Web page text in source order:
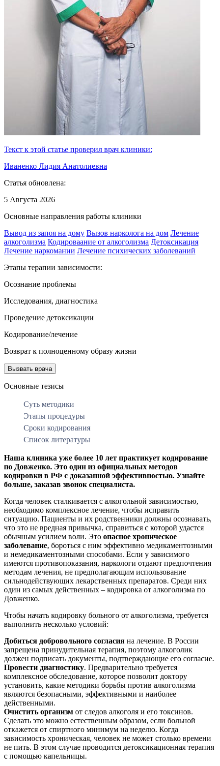
Текст к этой статье проверил врач клиники:
Иваненко Лидия Анатолиевна
Статья обновлена:
5 Августа 2026
Основные направления работы клиники
Вывод из запоя на дому Вызов нарколога на дом Лечение
алкоголизма Кодироваание от алкоголизма Детоксикация
Лечение наркомании Лечение психических заболеваний
Этапы терапии зависимости:
Осознание проблемы
Исследования, диагностика
Проведение детоксикации
Кодирование/лечение
Возврат к полноценному образу жизни
Вызвать врача
Основные тезисы
Суть методики
Этапы процедуры
Сроки кодирования
Список литературы
Наша клиника уже более 10 лет практикует кодирование
по Довженко. Это один из официальных методов
кодировки в РФ с доказанной эффективностью. Узнайте
больше, заказав звонок специалиста.
Когда человек сталкивается с алкогольной зависимостью,
необходимо комплексное лечение, чтобы исправить
ситуацию. Пациенты и их родственники должны осознавать,
что это не вредная привычка, справиться с которой удастся
обычным усилием воли. Это опасное хроническое
заболевание, бороться с ним эффективно медикаментозными
и немедикаментозными способами. Если у зависимого
имеются противопоказания, наркологи отдают предпочтения
методам лечения, не предполагающим использование
сильнодействующих лекарственных препаратов. Среди них
один из самых действенных – кодировка от алкоголизма по
Довженко.
Чтобы начать кодировку больного от алкоголизма, требуется
выполнить несколько условий:
Добиться добровольного согласия на лечение. В России
запрещена принудительная терапия, поэтому алкоголик
должен подписать документы, подтверждающие его согласие.
Провести диагностику. Предварительно требуется
комплексное обследование, которое позволит доктору
установить, какие методики борьбы против алкоголизма
являются безопасными, эффективными и наиболее
действенными.
Очистить организм от следов алкоголя и его токсинов.
Сделать это можно естественным образом, если больной
откажется от спиртного минимум на неделю. Когда
зависимость хроническая, человек не может столько времени
не пить. В этом случае проводится детоксикационная терапия
с помощью капельницы.